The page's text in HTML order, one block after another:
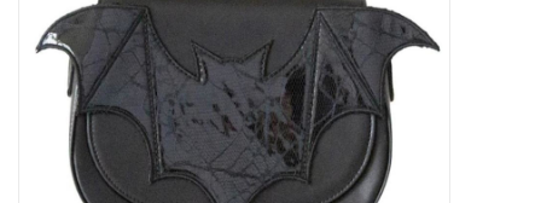
Giftware & Lifestyle &
Collectables
Bezoek ons